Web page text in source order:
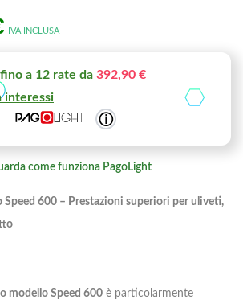
IVA INCLUSA
fino a 12 rate da 392,90 €
interessi
ⓘ
come funziona PagoLight
600 – Prestazioni superiori per uliveti,
modello Speed 600 è particolarmente